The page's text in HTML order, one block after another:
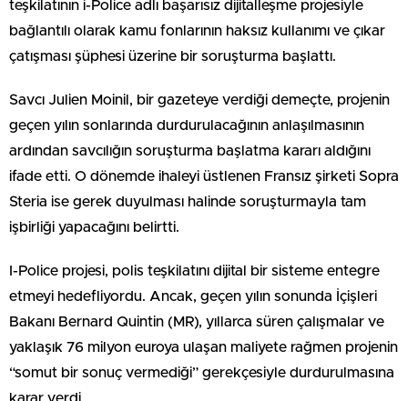
teşkilatının i-Police adlı başarısız dijitalleşme projesiyle
bağlantılı olarak kamu fonlarının haksız kullanımı ve çıkar
çatışması şüphesi üzerine bir soruşturma başlattı.
Savcı Julien Moinil, bir gazeteye verdiği demeçte, projenin
geçen yılın sonlarında durdurulacağının anlaşılmasının
ardından savcılığın soruşturma başlatma kararı aldığını
ifade etti. O dönemde ihaleyi üstlenen Fransız şirketi Sopra
Steria ise gerek duyulması halinde soruşturmayla tam
işbirliği yapacağını belirtti.
I-Police projesi, polis teşkilatını dijital bir sisteme entegre
etmeyi hedefliyordu. Ancak, geçen yılın sonunda İçişleri
Bakanı Bernard Quintin (MR), yıllarca süren çalışmalar ve
yaklaşık 76 milyon euroya ulaşan maliyete rağmen projenin
“somut bir sonuç vermediği” gerekçesiyle durdurulmasına